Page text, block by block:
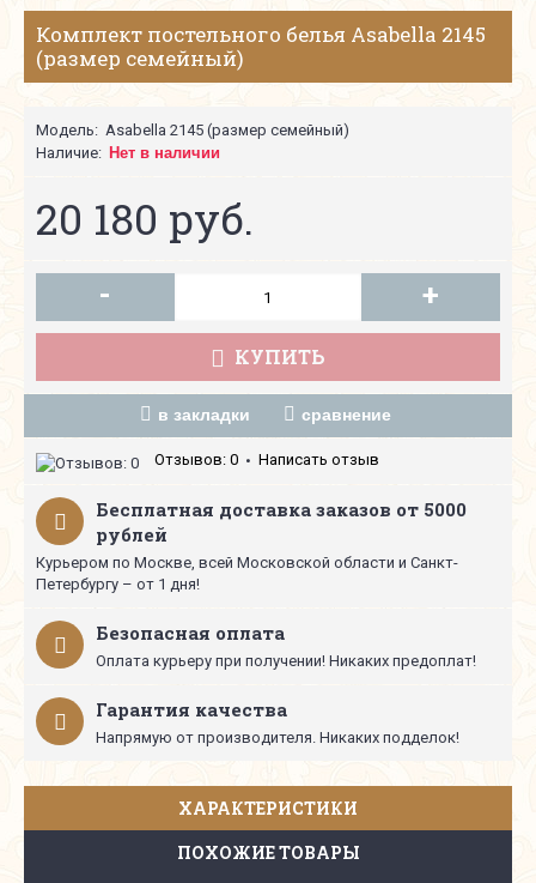
Комплект постельного белья Asabella 2145
(размер семейный)
Модель: Asabella 2145 (размер семейный)
Наличие: Нет в наличии
20 180 руб.
- +
КУПИТЬ
в закладки сравнение
Отзывов: 0 • Написать отзыв
Бесплатная доставка заказов от 5000
рублей
Курьером по Москве, всей Московской области и Санкт-
Петербургу – от 1 дня!
Безопасная оплата
Оплата курьеру при получении! Никаких предоплат!
Гарантия качества
Напрямую от производителя. Никаких подделок!
ХАРАКТЕРИСТИКИ
ПОХОЖИЕ ТОВАРЫ